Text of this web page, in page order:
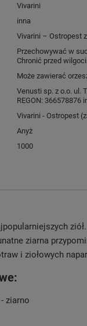
Vivarini
inna
Vivarini – Ostropest
Przechowywać w
Chronić przed
Może zawierać
Venusti sp. z o.o. ul.
REGON: 366578876
Vivarini - Ostropest
Anyż
1000
ziarna
i ziołowych
ziarno